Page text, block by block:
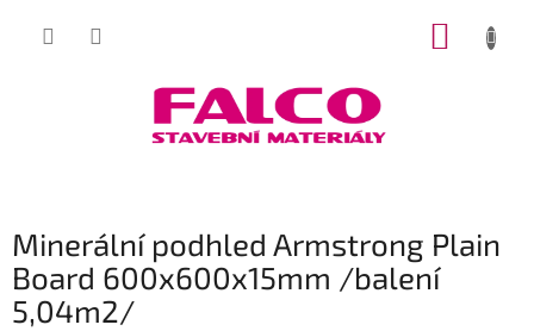
Minerální podhled Armstrong Plain
Board 600x600x15mm /balení
5,04m2/